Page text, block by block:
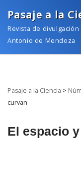
Saltar
al
Pasaje a la
Revista de
Antonio de Mendoza
Pasaje a la Ciencia >
curvan
El espacio